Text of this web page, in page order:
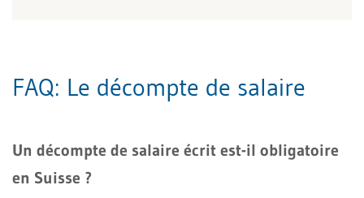
FAQ: Le décompte de salaire
Un décompte de salaire écrit est-il obligatoire
en Suisse ?